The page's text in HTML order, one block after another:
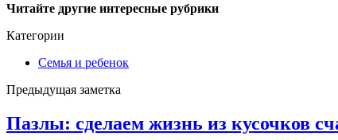
Читайте другие интересные рубрики
Категории
Семья и ребенок
Предыдущая заметка
Пазлы: сделаем жизнь из кусочков